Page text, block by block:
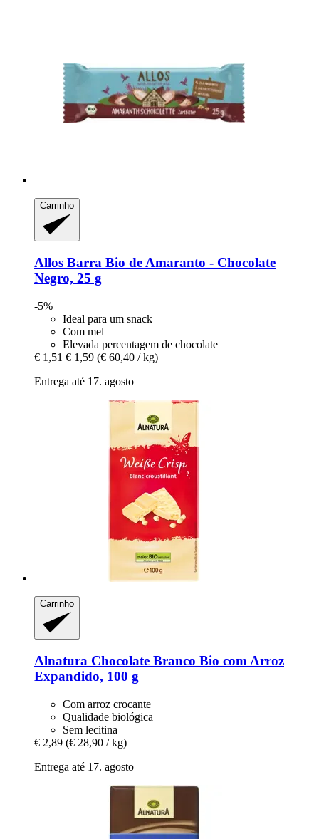
Carrinho
Allos Barra Bio de Amaranto -​ Chocolate
Negro, 25 g
-5%
Ideal para um snack
Com mel
Elevada percentagem de chocolate
€ 1,51 € 1,59 (€ 60,40 / kg)
Entrega até 17. agosto
Carrinho
Alnatura Chocolate Branco Bio com Arroz
Expandido, 100 g
Com arroz crocante
Qualidade biológica
Sem lecitina
€ 2,89 (€ 28,90 / kg)
Entrega até 17. agosto